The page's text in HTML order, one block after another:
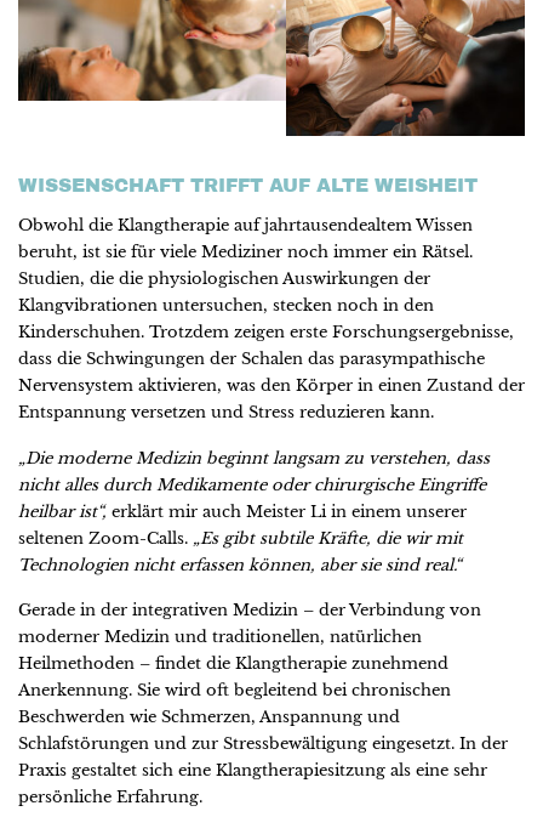
WISSENSCHAFT TRIFFT AUF ALTE WEISHEIT
Obwohl die Klangtherapie auf jahrtausendealtem Wissen
beruht, ist sie für viele Mediziner noch immer ein Rätsel.
Studien, die die physiologischen Auswirkungen der
Klangvibrationen untersuchen, stecken noch in den
Kinderschuhen. Trotzdem zeigen erste Forschungsergebnisse,
dass die Schwingungen der Schalen das parasympathische
Nervensystem aktivieren, was den Körper in einen Zustand der
Entspannung versetzen und Stress reduzieren kann.
„Die moderne Medizin beginnt langsam zu verstehen, dass
nicht alles durch Medikamente oder chirurgische Eingriffe
heilbar ist“, erklärt mir auch Meister Li in einem unserer
seltenen Zoom-Calls. „Es gibt subtile Kräfte, die wir mit
Technologien nicht erfassen können, aber sie sind real.“
Gerade in der integrativen Medizin – der Verbindung von
moderner Medizin und traditionellen, natürlichen
Heilmethoden – findet die Klangtherapie zunehmend
Anerkennung. Sie wird oft begleitend bei chronischen
Beschwerden wie Schmerzen, Anspannung und
Schlafstörungen und zur Stressbewältigung eingesetzt. In der
Praxis gestaltet sich eine Klangtherapiesitzung als eine sehr
persönliche Erfahrung.